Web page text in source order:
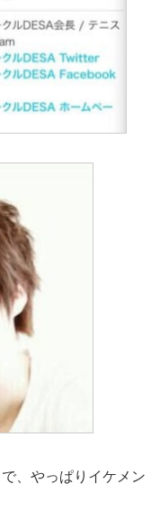
、やっぱりイケメン